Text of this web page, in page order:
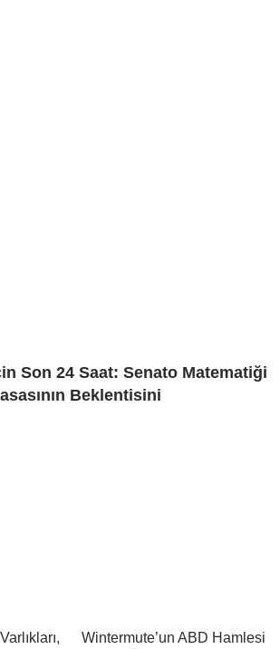
Son 24 Saat: Senato Matematiği
Beklentisini
Wintermute’un ABD Hamlesi